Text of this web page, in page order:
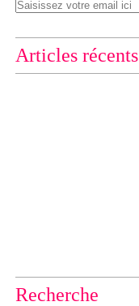
Articles récents
Recherche